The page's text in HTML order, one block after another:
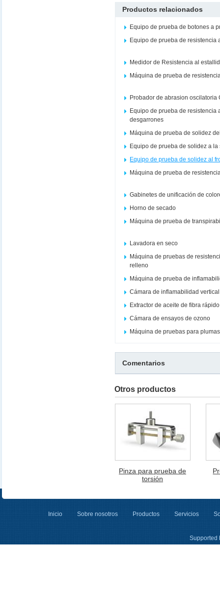
Productos relacionados
Equipo de prueba de botones a
Equipo de prueba de resistencia
Medidor de Resistencia al
Máquina de prueba de
Probador de abrasion oscilatoria
Equipo de prueba de resistencia
desgarrones
Máquina de prueba de solidez
Equipo de prueba de solidez a
Equipo de prueba de solidez al
Máquina de prueba de
Gabinetes de unificación de
Horno de secado
Máquina de prueba de
Lavadora en seco
Máquina de pruebas de
relleno
Máquina de prueba de
Cámara de inflamabilidad vertical
Extractor de aceite de fibra
Cámara de ensayos de ozono
Máquina de pruebas para
Comentarios
Otros productos
Pinza para prueba de
torsión
Inicio Sobre nosotros Productos Servicios
Supported